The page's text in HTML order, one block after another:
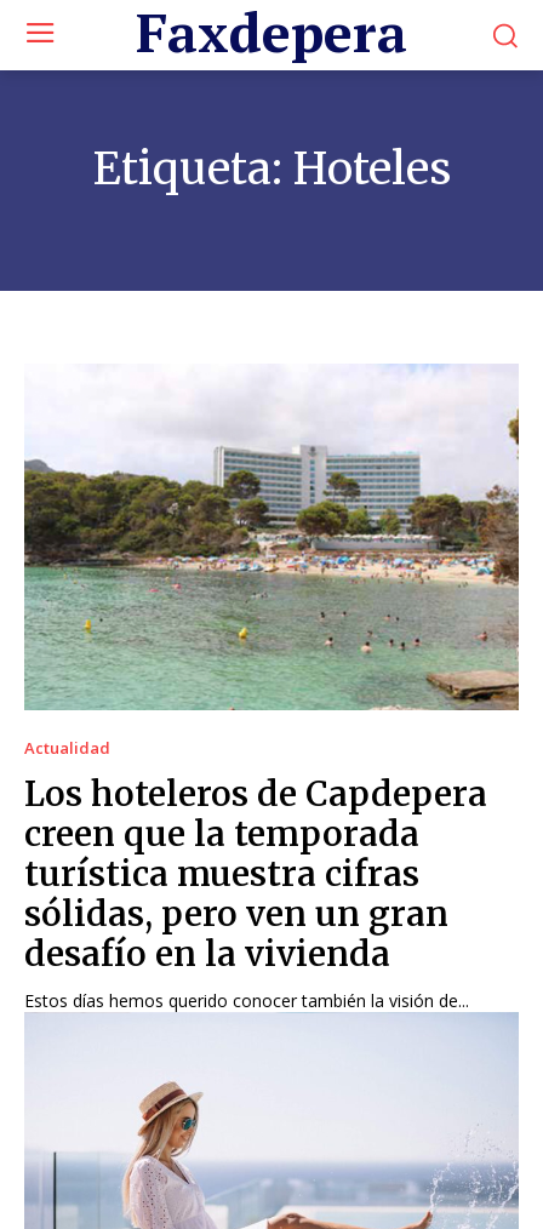
Faxdepera
Etiqueta: Hoteles
Actualidad
Los hoteleros de Capdepera
creen que la temporada
turística muestra cifras
sólidas, pero ven un gran
desafío en la vivienda
Estos días hemos querido conocer también la visión de...